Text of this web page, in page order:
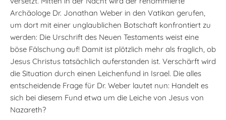
Archäologe Dr. Jonathan Weber in den Vatikan gerufen,
um dort mit einer unglaublichen Botschaft konfrontiert zu
werden: Die Urschrift des Neuen Testaments weist eine
böse Fälschung auf! Damit ist plötzlich mehr als fraglich, ob
Jesus Christus tatsächlich auferstanden ist. Verschärft wird
die Situation durch einen Leichenfund in Israel. Die alles
entscheidende Frage für Dr. Weber lautet nun: Handelt es
sich bei diesem Fund etwa um die Leiche von Jesus von
Nazareth?